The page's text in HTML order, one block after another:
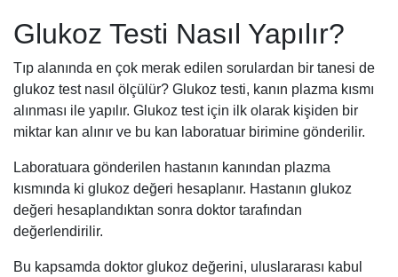
Glukoz Testi Nasıl Yapılır?
Tıp alanında en çok merak edilen sorulardan bir tanesi de
glukoz test nasıl ölçülür? Glukoz testi, kanın plazma kısmı
alınması ile yapılır. Glukoz test için ilk olarak kişiden bir
miktar kan alınır ve bu kan laboratuar birimine gönderilir.
Laboratuara gönderilen hastanın kanından plazma
kısmında ki glukoz değeri hesaplanır. Hastanın glukoz
değeri hesaplandıktan sonra doktor tarafından
değerlendirilir.
Bu kapsamda doktor glukoz değerini, uluslararası kabul